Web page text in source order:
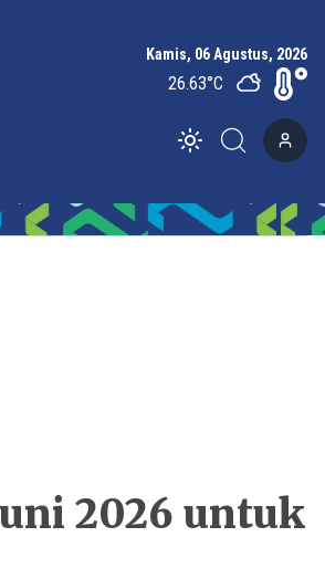
Kamis, 06 Agustus, 2026
26.63°C
Toggle theme
2026 untuk